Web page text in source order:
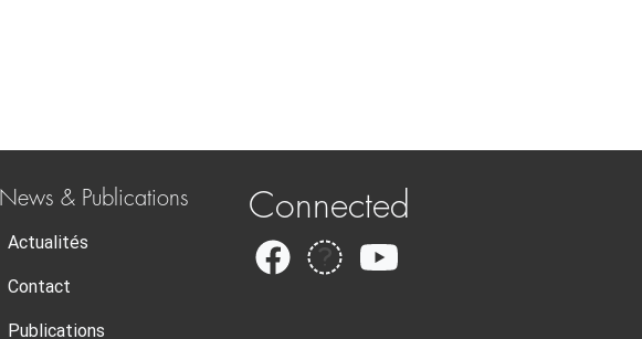
News & Publications
Actualités
Contact
Publications
Connected